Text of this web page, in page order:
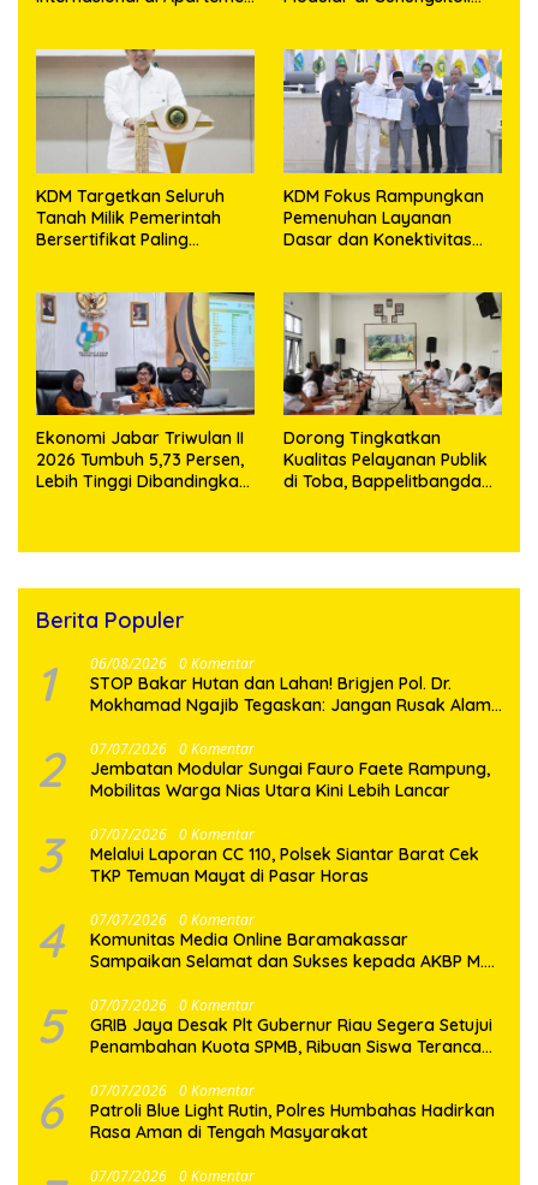
KDM Targetkan Seluruh
Tanah Milik Pemerintah
Bersertifikat Paling
KDM Fokus Rampungkan
Pemenuhan Layanan
Dasar dan Konektivitas
Ekonomi Jabar Triwulan II
2026 Tumbuh 5,73 Persen,
Lebih Tinggi Dibandingkan
Dorong Tingkatkan
Kualitas Pelayanan Publik
di Toba, Bappelitbangda
Berita Populer
1 06/08/2026 0 Komentar
STOP Bakar Hutan dan Lahan! Brigjen Pol. Dr.
Mokhamad Ngajib Tegaskan: Jangan Rusak Alam,
2 07/07/2026 0 Komentar
Jembatan Modular Sungai Fauro Faete Rampung,
Mobilitas Warga Nias Utara Kini Lebih Lancar
3 07/07/2026 0 Komentar
Melalui Laporan CC 110, Polsek Siantar Barat Cek
TKP Temuan Mayat di Pasar Horas
4 07/07/2026 0 Komentar
Komunitas Media Online Baramakassar
Sampaikan Selamat dan Sukses kepada AKBP M.
5 07/07/2026 0 Komentar
GRIB Jaya Desak Plt Gubernur Riau Segera Setujui
Penambahan Kuota SPMB, Ribuan Siswa Terancam
6 07/07/2026 0 Komentar
Patroli Blue Light Rutin, Polres Humbahas Hadirkan
Rasa Aman di Tengah Masyarakat
07/07/2026 0 Komentar